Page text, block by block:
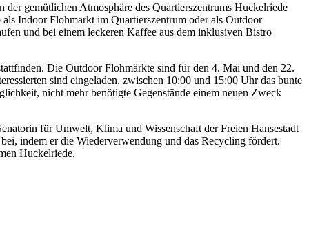
gemütlichen Atmosphäre des Quartierszentrums Huckelriede
Indoor Flohmarkt im Quartierszentrum oder als Outdoor
und bei einem leckeren Kaffee aus dem inklusiven Bistro
Die Outdoor Flohmärkte sind für den 4. Mai und den 22.
sind eingeladen, zwischen 10:00 und 15:00 Uhr das bunte
nicht mehr benötigte Gegenstände einem neuen Zweck
für Umwelt, Klima und Wissenschaft der Freien Hansestadt
indem er die Wiederverwendung und das Recycling fördert.
Huckelriede.